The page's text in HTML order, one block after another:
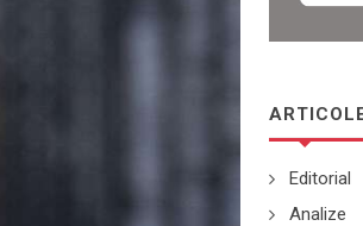
Editorial
Analize